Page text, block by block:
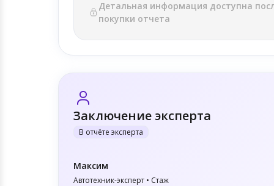
Детальная информация доступна
покупки отчета
Заключение эксперта
В отчёте эксперта
Максим
Автотехник-эксперт • Стаж